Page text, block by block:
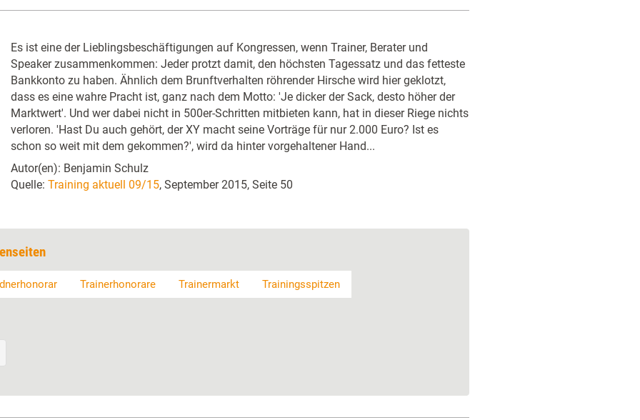
Es ist eine der Lieblingsbeschäftigungen auf Kongressen, wenn Trainer, Berater und
Speaker zusammenkommen: Jeder protzt damit, den höchsten Tagessatz und das fetteste
Bankkonto zu haben. Ähnlich dem Brunftverhalten röhrender Hirsche wird hier geklotzt,
dass es eine wahre Pracht ist, ganz nach dem Motto: 'Je dicker der Sack, desto höher der
Marktwert'. Und wer dabei nicht in 500er-Schritten mitbieten kann, hat in dieser Riege nichts
verloren. 'Hast Du auch gehört, der XY macht seine Vorträge für nur 2.000 Euro? Ist es
schon so weit mit dem gekommen?', wird da hinter vorgehaltener Hand...
Autor(en): Benjamin Schulz
Quelle: Training aktuell 09/15, September 2015, Seite 50
Trainerhonorare Trainermarkt Trainingsspitzen